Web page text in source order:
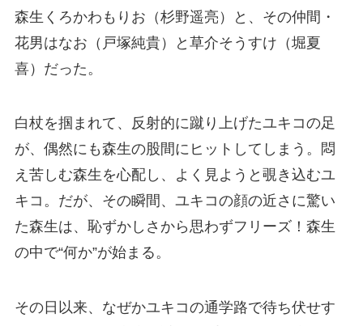
森生くろかわもりお（杉野遥亮）と、その仲間・
花男はなお（戸塚純貴）と草介そうすけ（堀夏
喜）だった。
白杖を掴まれて、反射的に蹴り上げたユキコの足
が、偶然にも森生の股間にヒットしてしまう。悶
え苦しむ森生を心配し、よく見ようと覗き込むユ
キコ。だが、その瞬間、ユキコの顔の近さに驚い
た森生は、恥ずかしさから思わずフリーズ！森生
の中で“何か”が始まる。
その日以来、なぜかユキコの通学路で待ち伏せす